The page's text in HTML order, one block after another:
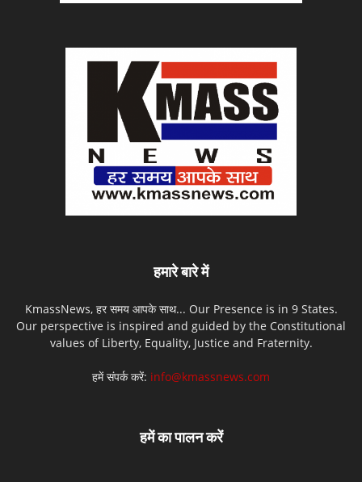
हमारे बारे में
KmassNews, हर समय आपके साथ... Our Presence is in 9 States.
Our perspective is inspired and guided by the Constitutional
values of Liberty, Equality, Justice and Fraternity.
हमें संपर्क करें: info@kmassnews.com
हमें का पालन करें